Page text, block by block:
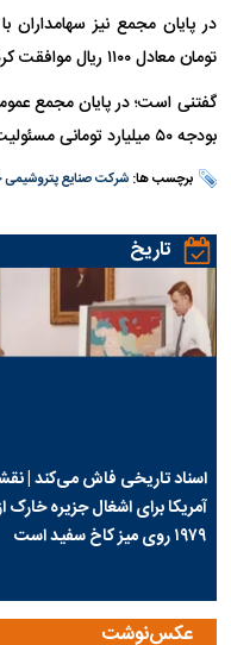
تومان معادل ۱۱۰۰ ریال موافقت کردند.
گفتنی است؛ در پایان مجمع
بودجه ۵۰ میلیارد تومانی مسئولیت‌های اجتماعی به تصویب رسید.
برچسب ها:شرکت صنایع
تاریخ
اسناد تاریخی فاش می‌کند |
آمریکا برای اشغال جزیره خارک
۱۹۷۹ روی میز کاخ سفید است
عکس‌نوشت